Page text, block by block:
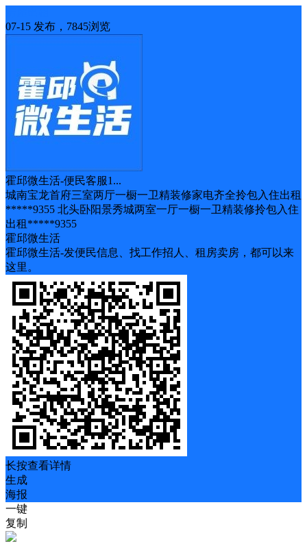
07-15 发布，7845浏览
霍邱微生活-便民客服1...
城南宝龙首府三室两厅一橱一卫精装修家电齐全拎包入住出租
*****9355 北头卧阳景秀城两室一厅一橱一卫精装修拎包入住
出租*****9355
霍邱微生活
霍邱微生活-发便民信息、找工作招人、租房卖房，都可以来
这里。
长按查看详情
生成
海报
一键
复制